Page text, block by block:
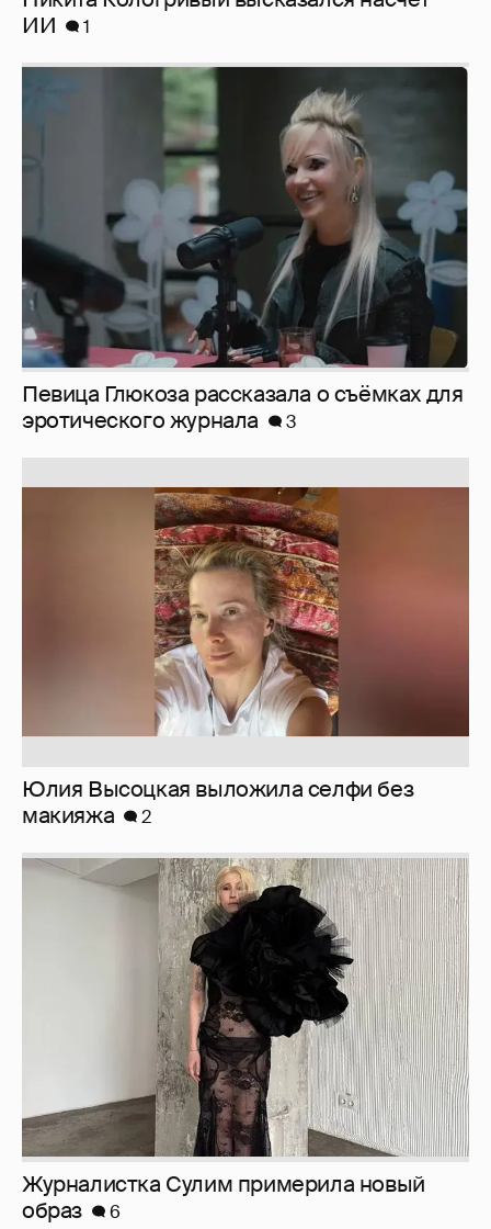
Певица Глюкоза рассказала о съёмках для
эротического журнала
3
Юлия Высоцкая выложила селфи без
Журналистка Сулим примерила новый